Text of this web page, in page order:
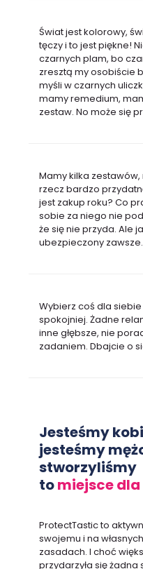
Świat jest kolorowy,
tęczy i to jest piękne!
czarnych plam, bo
zresztą my osobiście
myśli w czarnych
mamy remedium,
zestaw. No może się
Mamy kilka
rzecz bardzo
jest zakup roku? Co
sobie za niego nie
że się nie przyda. Ale
ubezpieczony
Wybierz coś dla
spokojniej. Żadne
inne głębsze, nie
zadaniem. Dbajcie o
Jesteśmy
jesteśmy
stworzyliśmy
tomiejsce
ProtectTastic to
swojemu i na własnych
zasadach. I choć
przydarzyła się żadna